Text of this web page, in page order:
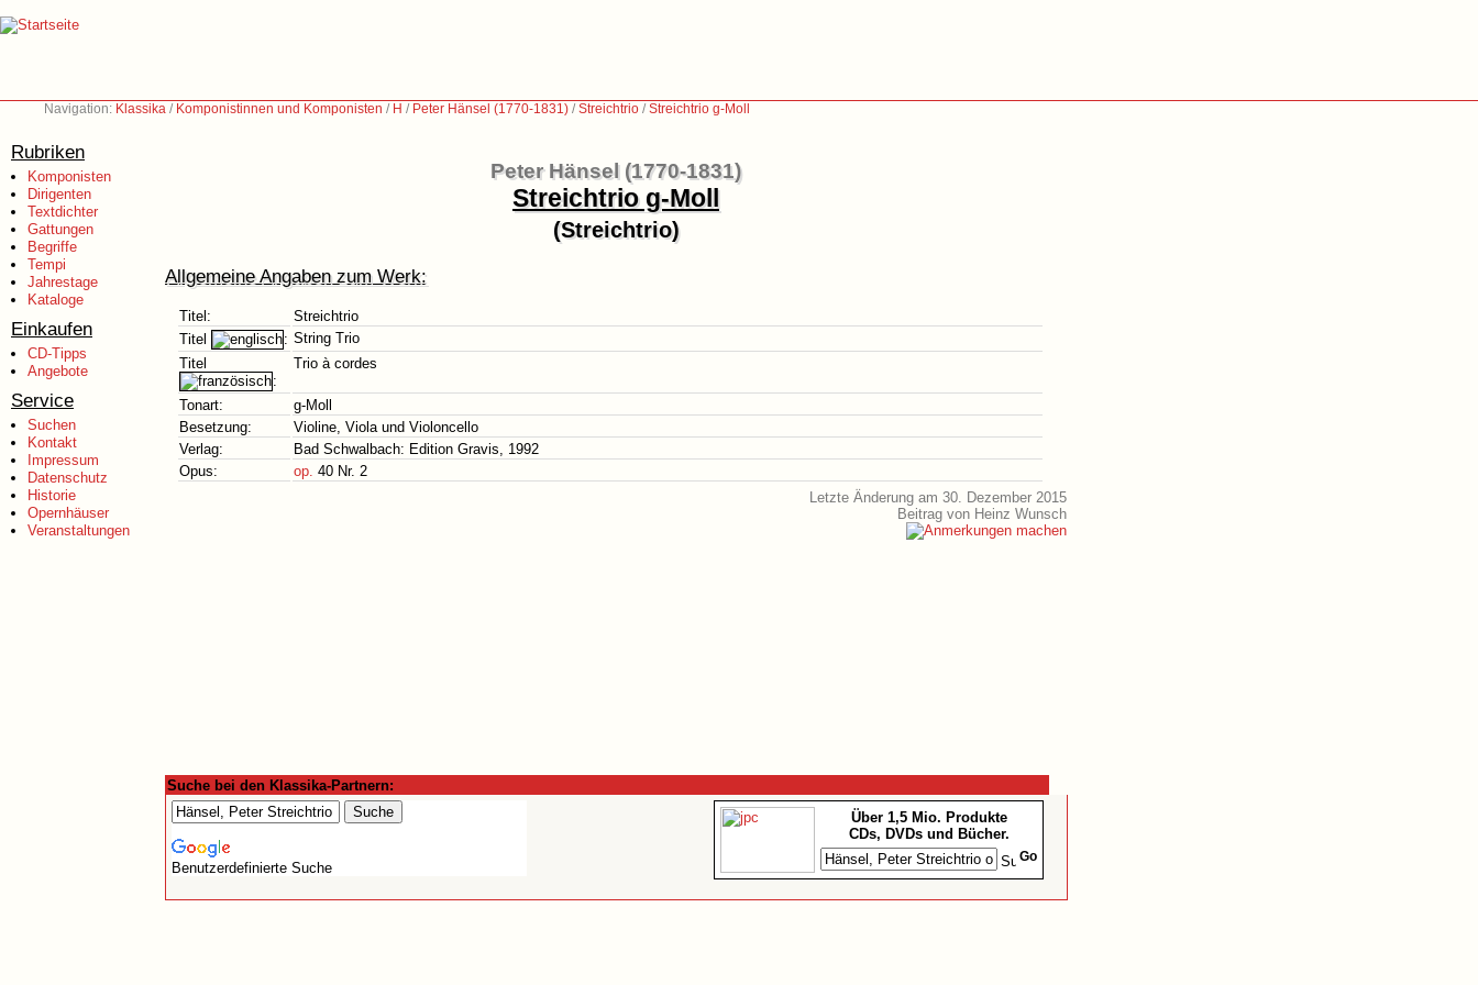
Navigation: Klassika / Komponistinnen und Komponisten / H / Peter Hänsel (1770-1831) /Streichtrio /Streichtrio g-Moll
Rubriken
Komponisten
Dirigenten
Textdichter
Gattungen
Begriffe
Tempi
Jahrestage
Kataloge
Einkaufen
CD-Tipps
Angebote
Service
Suchen
Kontakt
Impressum
Datenschutz
Historie
Opernhäuser
Veranstaltungen
Peter Hänsel (1770-1831)
Streichtrio g-Moll
(Streichtrio)
Allgemeine Angaben zum Werk:
Titel:
Streichtrio
Titel
: String Trio
Titel
:
Trio à cordes
Tonart:
g-Moll
Besetzung:
Violine, Viola und Violoncello
Verlag:
Bad Schwalbach: Edition Gravis, 1992
Opus:
op. 40 Nr. 2
Letzte Änderung am 30. Dezember 2015
Beitrag von Heinz Wunsch
Suche bei den Klassika-Partnern:
Benutzerdefinierte Suche
Über 1,5 Mio. Produkte
CDs, DVDs und Bücher.
Go